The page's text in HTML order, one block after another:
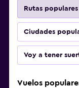
Rutas populares
Ciudades
Voy a tener
Vuelos